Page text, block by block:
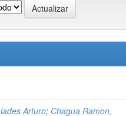
Arturo; Chagua Ramon,